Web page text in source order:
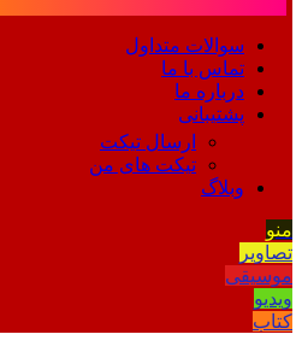
سوالات متداول
تماس با ما
درباره ما
پشتیبانی
ارسال تیکت
تیکت های من
وبلاگ
منو
تصاویر
موسیقی
ویدیو
کتاب